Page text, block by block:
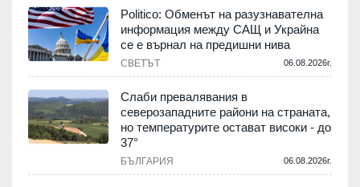
Politico: Обменът на разузнавателна
информация между САЩ и Украйна
се е върнал на предишни нива
СВЕТЪТ 06.08.2026г.
Слаби превалявания в
северозападните райони на страната,
но температурите остават високи - до
37°
БЪЛГАРИЯ 06.08.2026г.